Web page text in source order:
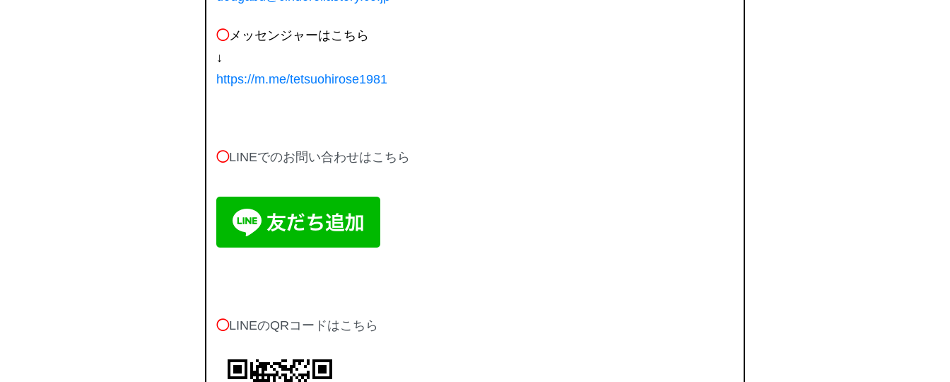
◯メッセンジャーはこちら
↓
https://m.me/tetsuohirose1981
◯LINEでのお問い合わせはこちら
◯LINEのQRコードはこちら